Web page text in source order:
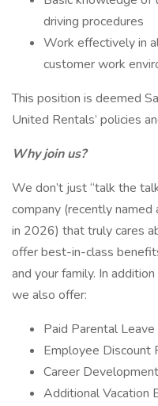
driving procedures
Work effectively in
customer work
This position is deemed
United Rentals’ policies
Why join us?
We don’t just “talk the
company (recently
in 2026) that truly cares
offer best-in-class
and your family. In
we also offer:
Paid Parental Leave
Employee Discount
Career
Additional Vacation